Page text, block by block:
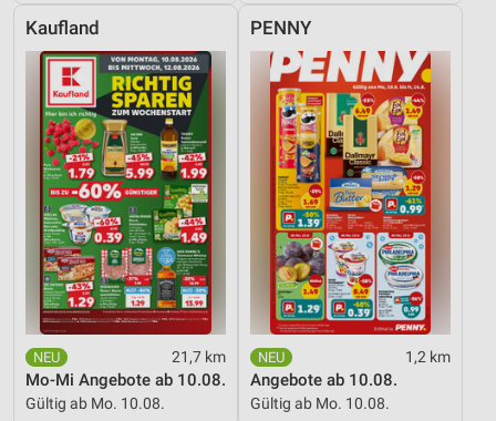
Kaufland
21,7 km
Mo-Mi Angebote ab 10.08.
Gültig ab Mo. 10.08.
PENNY
1,2 km
Angebote ab 10.08.
Gültig ab Mo. 10.08.